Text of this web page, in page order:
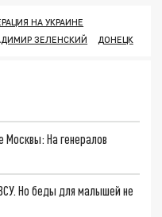
НА УКРАИНЕ
ЗЕЛЕНСКИЙ ДОНЕЦК
Москвы: На генералов
Но беды для малышей не